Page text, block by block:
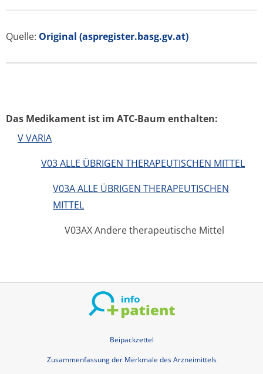
Quelle: Original (aspregister.basg.gv.at)
Das Medikament ist im ATC-Baum enthalten:
V VARIA
V03 ALLE ÜBRIGEN THERAPEUTISCHEN MITTEL
V03A ALLE ÜBRIGEN THERAPEUTISCHEN
MITTEL
V03AX Andere therapeutische Mittel
Beipackzettel
Zusammenfassung der Merkmale des Arzneimittels